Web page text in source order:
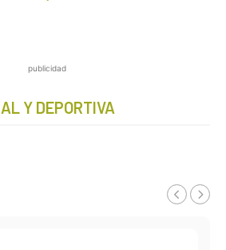
publicidad
Y DEPORTIVA